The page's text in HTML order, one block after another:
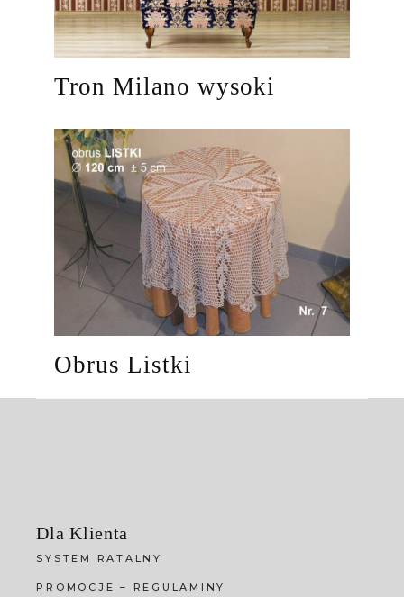
Tron Milano wysoki
Obrus Listki
Dla Klienta
SYSTEM RATALNY
PROMOCJE – REGULAMINY